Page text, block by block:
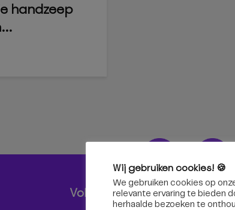
handzeep
Volg ons!
Wij gebruiken cookies! 🍪
We gebruiken cookies op
relevante ervaring te bieden
herhaalde bezoeken te